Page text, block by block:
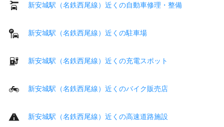
新安城駅（名鉄西尾線）近くの自動車修理・整備
新安城駅（名鉄西尾線）近くの駐車場
新安城駅（名鉄西尾線）近くの充電スポット
新安城駅（名鉄西尾線）近くのバイク販売店
新安城駅（名鉄西尾線）近くの高速道路施設